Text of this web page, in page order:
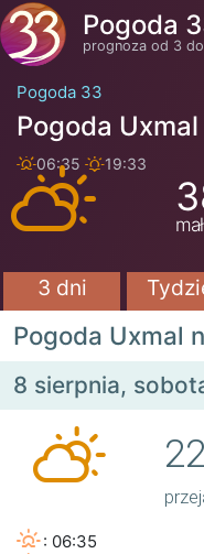
Pogoda
prognoza od 3
Pogoda 33
Pogoda
06:35 19:33
3 dni
Pogoda Uxmal
8 sierpnia,
22
: 06:35